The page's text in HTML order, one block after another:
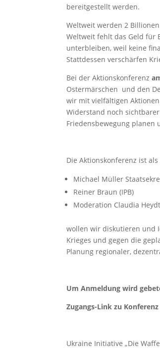
bereitgestellt werden.
Weltweit werden 2
Weltweit fehlt das Geld für
unterbleiben, weil keine
Stattdessen verschärfen
Bei der Aktionskonferenz
Ostermärschen und den
wir mit vielfältigen
Widerstand noch
Friedensbewegung planen
Die Aktionskonferenz ist als
Michael Müller
Reiner Braun (IPB)
Moderation Claudia
wollen wir diskutieren und
Krieges und gegen die
Planung regionaler,
Um Anmeldung wird
Zugangs-Link zu
Ukraine Initiative „Die